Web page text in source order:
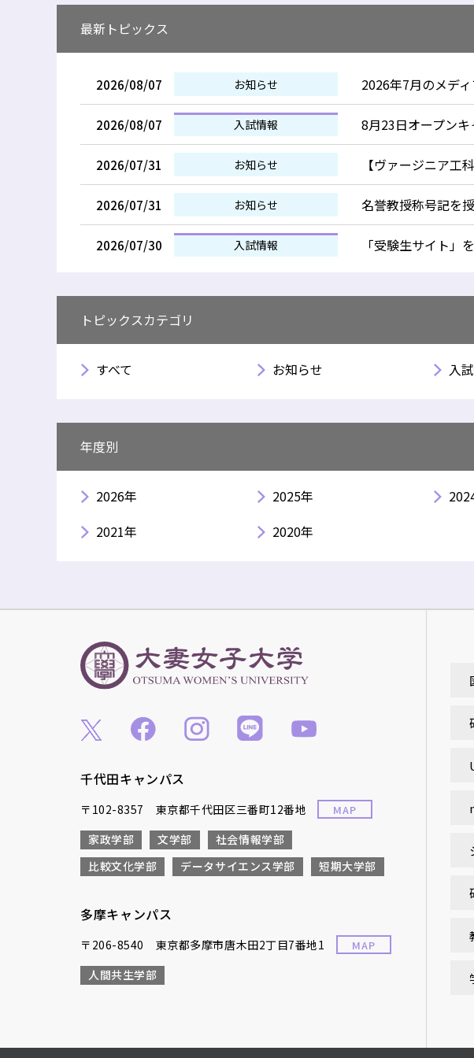
最新トピックス
2026/08/07 お知らせ 2026年7月のメデ
2026/08/07 入試情報 8月23日オープン
2026/07/31 お知らせ 【ヴァージニア工
2026/07/31 お知らせ 名誉教授称号記を
2026/07/30 入試情報 「受験生サイト」
トピックスカテゴリ
すべて お知らせ 入
年度別
2026年 2025年
2021年
2020年
千代田キャンパス
〒102-8357 東京都千代田区三番町12番地 MAP
家政学部 文学部
社会情報学部
比較文化学部
データサイエンス学部 短期大学部
多摩キャンパス
〒206-8540 東京都多摩市唐木田2丁目7番地1 MAP
人間共生学部